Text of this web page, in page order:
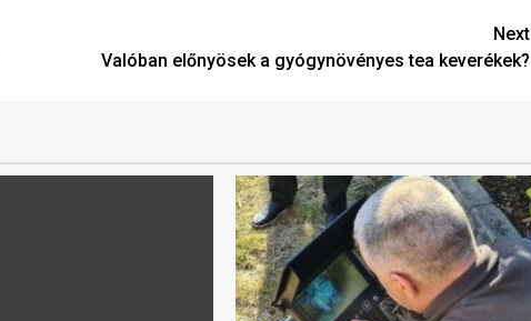
Next
Valóban előnyösek a gyógynövényes tea keverékek?